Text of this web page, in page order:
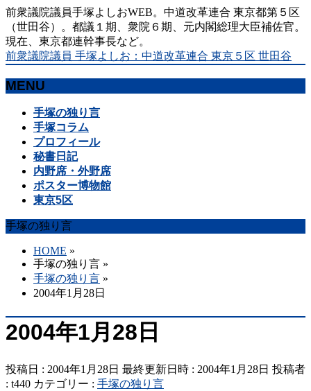
前衆議院議員手塚よしおWEB。中道改革連合 東京都第５区
（世田谷）。都議１期、衆院６期、元内閣総理大臣補佐官。
現在、東京都連幹事長など。
前衆議院議員 手塚よしお：中道改革連合 東京５区 世田谷
MENU
手塚の独り言
手塚コラム
プロフィール
秘書日記
内野席・外野席
ポスター博物館
東京5区
手塚の独り言
HOME »
手塚の独り言 »
手塚の独り言 »
2004年1月28日
2004年1月28日
投稿日 : 2004年1月28日 最終更新日時 : 2004年1月28日 投稿者
: t440 カテゴリー : 手塚の独り言